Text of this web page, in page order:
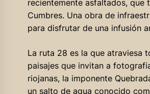
recientemente asfaltados, que
Cumbres. Una obra de
para disfrutar de una infusión
La ruta 28 es la que atraviesa
paisajes que invitan a
riojanas, la imponente
un salto de agua conocido